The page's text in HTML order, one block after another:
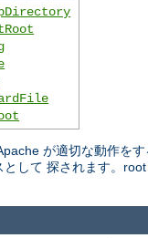
が適切な動作を
として 探されます。